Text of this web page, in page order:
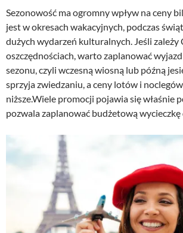
Sezonowość ma ogromny wpływ na ceny
jest w okresach wakacyjnych, podczas
dużych wydarzeń kulturalnych. Jeśli zależy
oszczędnościach, warto zaplanować
sezonu, czyli wczesną wiosną lub późną
sprzyja zwiedzaniu, a ceny lotów i
niższe.Wiele promocji pojawia się właśnie
pozwala zaplanować budżetową wycieczkę